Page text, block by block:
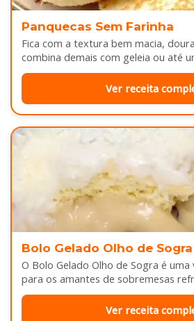
Panquecas Sem Farinha
Fica com a textura bem macia,
combina demais com geleia ou até
derretendo por cima...
Ver receita
Bolo Gelado Olho de Sogra
O Bolo Gelado Olho de Sogra é
para os amantes de sobremesas
sabor...
Ver receita